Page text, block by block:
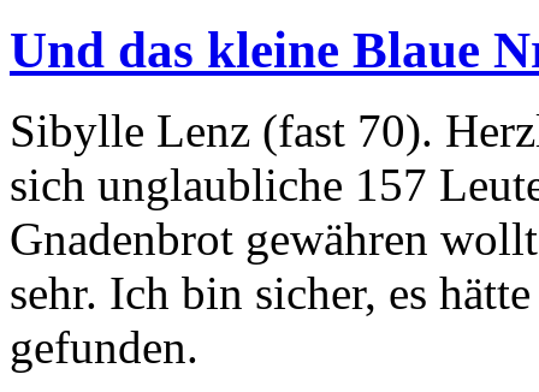
Und das kleine Blaue
Sibylle Lenz (fast 70).
sich unglaubliche 157
Gnadenbrot gewähren
sehr. Ich bin sicher, es
gefunden.